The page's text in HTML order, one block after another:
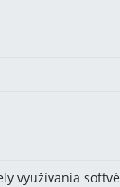
využívania